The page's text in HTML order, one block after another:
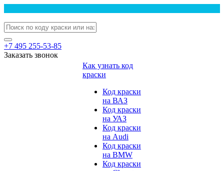
+7 495 255-53-85
Заказать звонок
Как узнать код
краски
Код краски
на ВАЗ
Код краски
на УАЗ
Код краски
на Audi
Код краски
на BMW
Код краски